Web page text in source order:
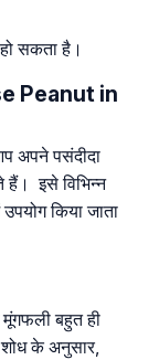
सकता है।
Peanut in
अपने पसंदीदा
इसे विभिन्न
किया जाता
बहुत ही
शोध के अनुसार,